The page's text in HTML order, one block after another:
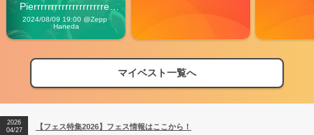
Pierrrrrrrrrrrrrrrrrrrre
Vibes
2024/08/09 19:00 @Zepp
Haneda
マイベスト一覧へ
【フェス特集2026】フェス情報はここから！
【ライブ動員ランキング】2026年上半期編発表！
2026
04/27
【フェス特集2026】フェス情報はここから！